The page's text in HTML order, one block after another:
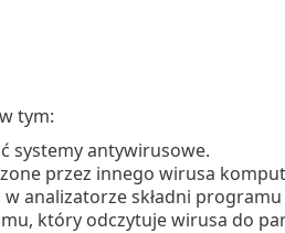
tym:
systemy antywirusowe.
przez innego wirusa
analizatorze składni programu
który odczytuje wirusa do